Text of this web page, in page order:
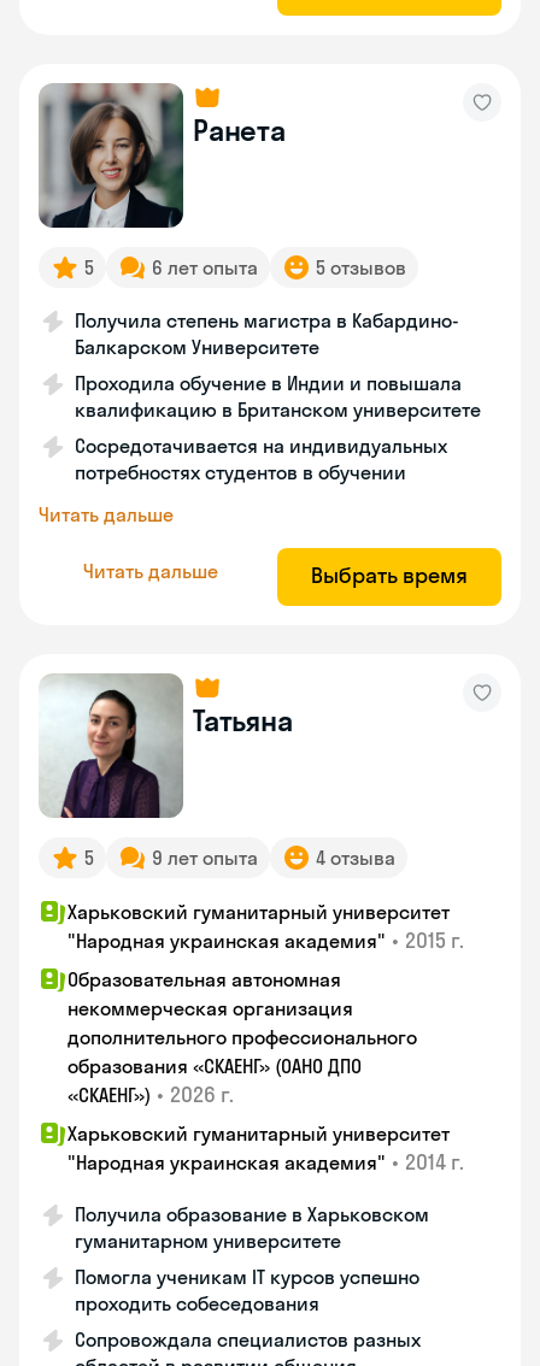
Ранета
5 6 лет опыта 5 отзывов
Получила степень магистра в Кабардино-
Балкарском Университете
Проходила обучение в Индии и повышала
квалификацию в Британском университете
Сосредотачивается на индивидуальных
потребностях студентов в обучении
Читать дальше
Читать дальше Выбрать время
Татьяна
5 9 лет опыта 4 отзыва
Харьковский гуманитарный университет
"Народная украинская академия" • 2015 г.
Образовательная автономная
некоммерческая организация
дополнительного профессионального
образования «СКАЕНГ» (ОАНО ДПО
«СКАЕНГ») • 2026 г.
Харьковский гуманитарный университет
"Народная украинская академия" • 2014 г.
Получила образование в Харьковском
гуманитарном университете
Помогла ученикам IT курсов успешно
проходить собеседования
Сопровождала специалистов разных